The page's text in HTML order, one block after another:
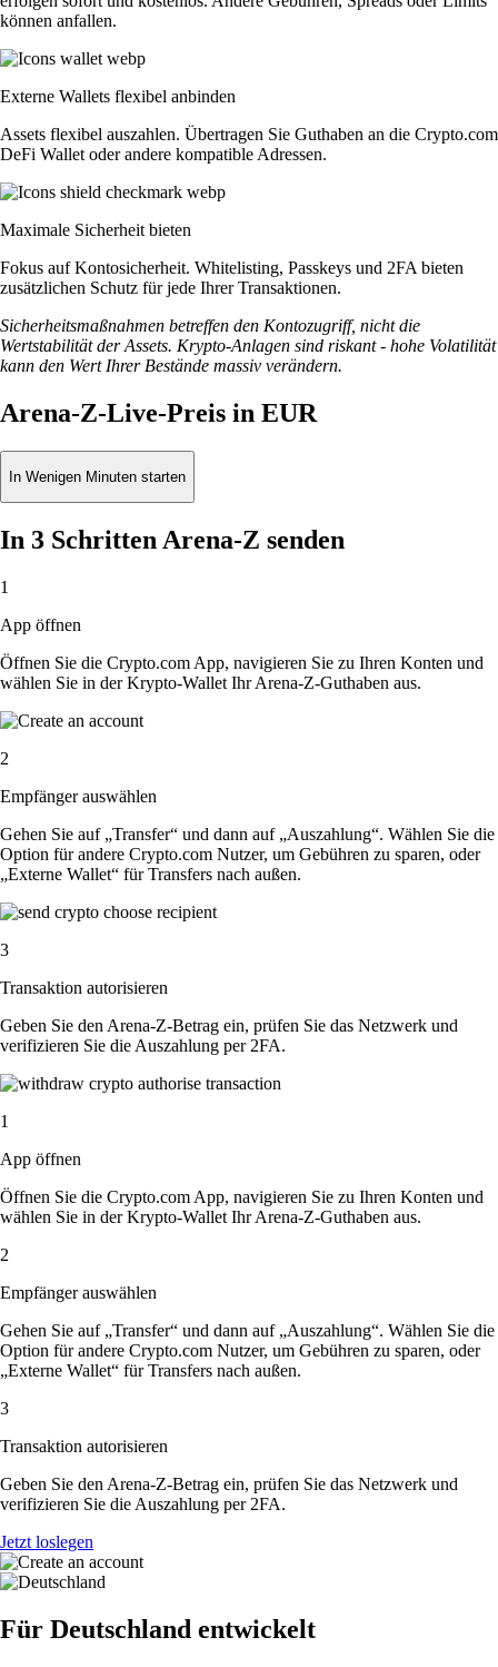
können anfallen.
Externe Wallets flexibel anbinden
Assets flexibel auszahlen. Übertragen Sie Guthaben an die Crypto.com
DeFi Wallet oder andere kompatible Adressen.
Maximale Sicherheit bieten
Fokus auf Kontosicherheit. Whitelisting, Passkeys und 2FA bieten
zusätzlichen Schutz für jede Ihrer Transaktionen.
Sicherheitsmaßnahmen betreffen den Kontozugriff, nicht die
Wertstabilität der Assets. Krypto-Anlagen sind riskant - hohe Volatilität
kann den Wert Ihrer Bestände massiv verändern.
Arena-Z-Live-Preis in EUR
In Wenigen Minuten starten
In 3 Schritten Arena-Z senden
1
App öffnen
Öffnen Sie die Crypto.com App, navigieren Sie zu Ihren Konten und
wählen Sie in der Krypto-Wallet Ihr Arena-Z-Guthaben aus.
2
Empfänger auswählen
Gehen Sie auf „Transfer“ und dann auf „Auszahlung“. Wählen Sie die
Option für andere Crypto.com Nutzer, um Gebühren zu sparen, oder
„Externe Wallet“ für Transfers nach außen.
3
Transaktion autorisieren
Geben Sie den Arena-Z-Betrag ein, prüfen Sie das Netzwerk und
verifizieren Sie die Auszahlung per 2FA.
1
App öffnen
Öffnen Sie die Crypto.com App, navigieren Sie zu Ihren Konten und
wählen Sie in der Krypto-Wallet Ihr Arena-Z-Guthaben aus.
2
Empfänger auswählen
Gehen Sie auf „Transfer“ und dann auf „Auszahlung“. Wählen Sie die
Option für andere Crypto.com Nutzer, um Gebühren zu sparen, oder
„Externe Wallet“ für Transfers nach außen.
3
Transaktion autorisieren
Geben Sie den Arena-Z-Betrag ein, prüfen Sie das Netzwerk und
verifizieren Sie die Auszahlung per 2FA.
Jetzt loslegen
Für Deutschland entwickelt